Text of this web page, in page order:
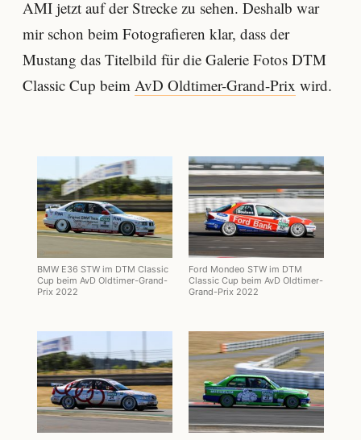
AMI jetzt auf der Strecke zu sehen. Deshalb war
mir schon beim Fotografieren klar, dass der
Mustang das Titelbild für die Galerie Fotos DTM
Classic Cup beim AvD Oldtimer-Grand-Prix wird.
BMW E36 STW im DTM Classic
Cup beim AvD Oldtimer-Grand-
Prix 2022
Ford Mondeo STW im DTM
Classic Cup beim AvD Oldtimer-
Grand-Prix 2022